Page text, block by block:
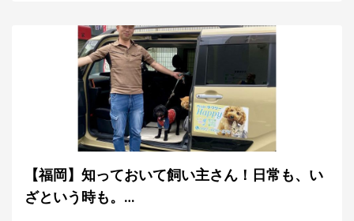
【福岡】知っておいて飼い主さん！日常も、い
ざという時も。…